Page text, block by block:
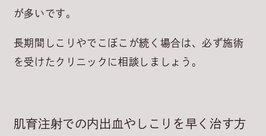
が多いです。
長期間しこりやでこぼこが続く場合は、必ず施術
を受けたクリニックに相談しましょう。
肌育注射での内出血やしこりを早く治す方